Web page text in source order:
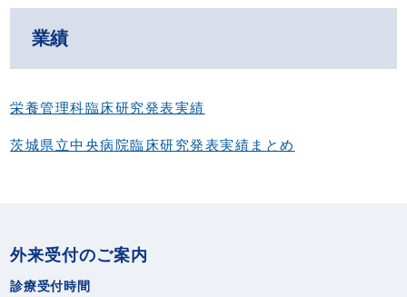
業績
栄養管理科臨床研究発表実績
茨城県立中央病院臨床研究発表実績まとめ
外来受付のご案内
診療受付時間